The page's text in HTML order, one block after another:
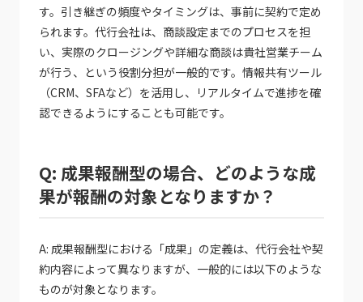
す。引き継ぎの頻度やタイミングは、事前に契約で定め
られます。代行会社は、商談設定までのプロセスを担
い、実際のクロージングや詳細な商談は貴社営業チーム
が行う、という役割分担が一般的です。情報共有ツール
（CRM、SFAなど）を活用し、リアルタイムで進捗を確
認できるようにすることも可能です。
Q: 成果報酬型の場合、どのような成
果が報酬の対象となりますか？
A: 成果報酬型における「成果」の定義は、代行会社や契
約内容によって異なりますが、一般的には以下のような
ものが対象となります。